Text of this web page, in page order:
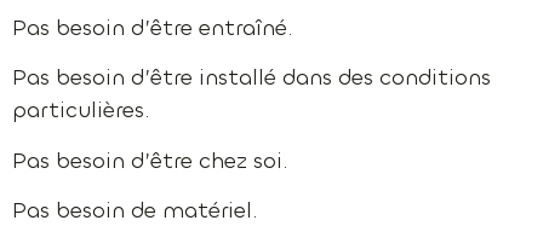
Pas besoin d’être entraîné.
Pas besoin d’être installé dans des conditions
particulières.
Pas besoin d’être chez soi.
Pas besoin de matériel.